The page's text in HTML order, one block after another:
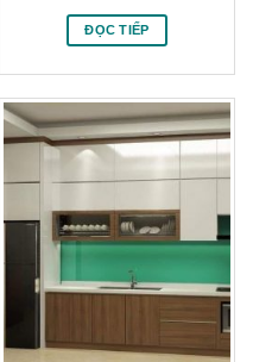
ĐỌC TIẾP